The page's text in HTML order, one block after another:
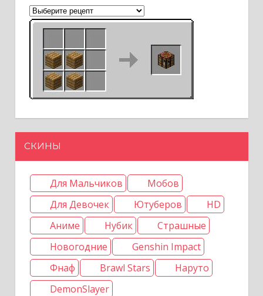
СКИНЫ
Для Мальчиков
Мобов
Для Девочек
Ютуберов
HD
Аниме
Нубик
Страшные
Новогодние
Genshin Impact
Фнаф
Brawl Stars
Наруто
DemonSlayer